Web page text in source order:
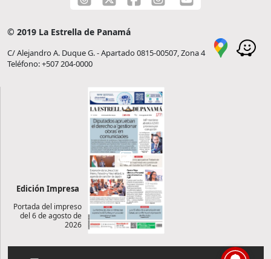
© 2019 La Estrella de Panamá
C/ Alejandro A. Duque G. - Apartado 0815-00507, Zona 4
Teléfono: +507 204-0000
Edición Impresa
Portada del impreso
del 6 de agosto de
2026